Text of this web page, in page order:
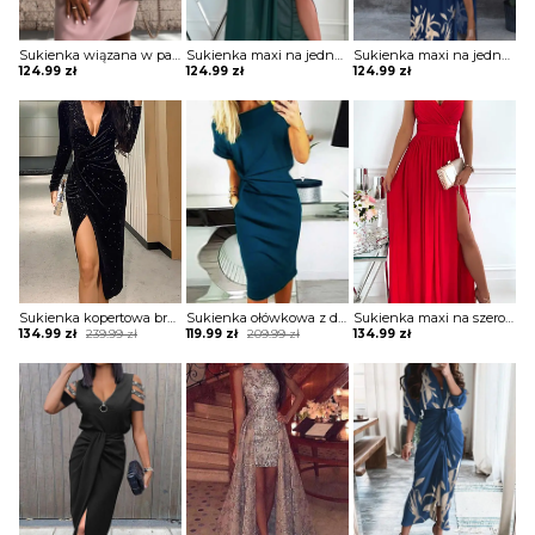
Sukienka wiązana w pasie z krótkimi koronkowymi rękawami
124.99 zł
Sukienka maxi na jedno ramię z drapowaniem
124.99 zł
Sukienka maxi na jedno ramię z zabudowanym dekoltem
124.99 zł
Sukienka kopertowa brokatowa z drapowaniem
239.99zł
Original
was:
239.99 zł.
134.99 zł
Current
is:
134.99 zł.
Sukienka ołówkowa z drapowaniem i dekoltem w łódkę
209.99zł
Original
was:
209.99 zł.
119.99 zł
Current
is:
119.99 zł.
Sukienka maxi na szerokich ramiączkach z kopertową górą i rozporkiem
134.99 zł